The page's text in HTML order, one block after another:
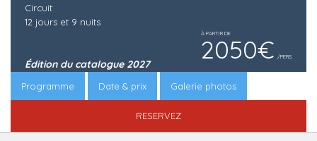
Édition du catalogue 2027
Circuit
12 jours et 9 nuits
À PARTIR DE
2050€ /PERS.
Programme Date & prix Galerie photos
RESERVEZ